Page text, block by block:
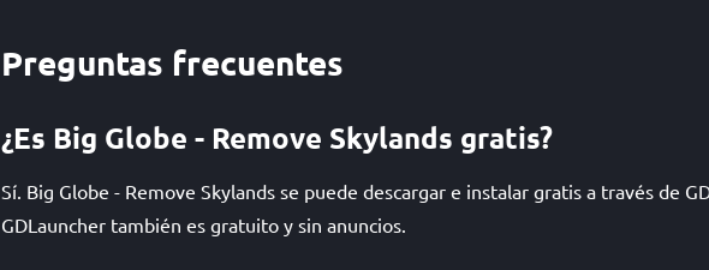
Preguntas frecuentes
¿Es Big Globe - Remove Skylands gratis?
Sí. Big Globe - Remove Skylands se puede descargar e instalar gratis a través de
GDLauncher también es gratuito y sin anuncios.